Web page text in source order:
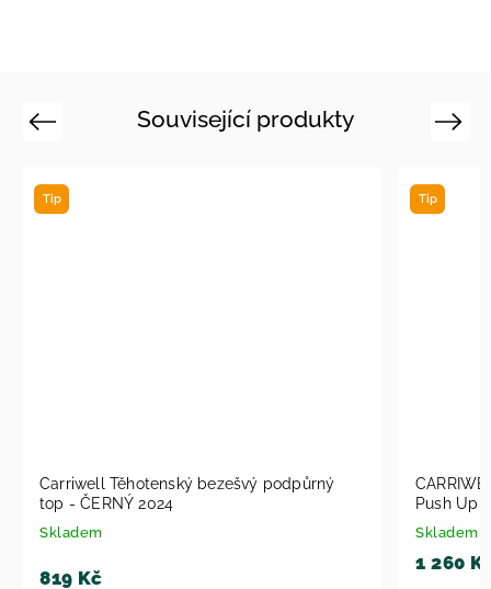
Související produkty
Previous
Tip
Carriwell Těhotenský bezešvý podpůrný
top - ČERNÝ 2024
Skladem
819 Kč
Tip
Push Up
2024
Skladem
1 260
Next